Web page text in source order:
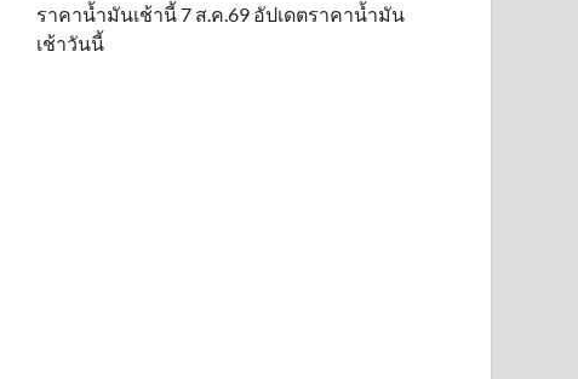
ราคาน้ำมันเช้านี้ 7 ส.ค.69 อัปเดตราคาน้ำมัน
เช้าวันนี้